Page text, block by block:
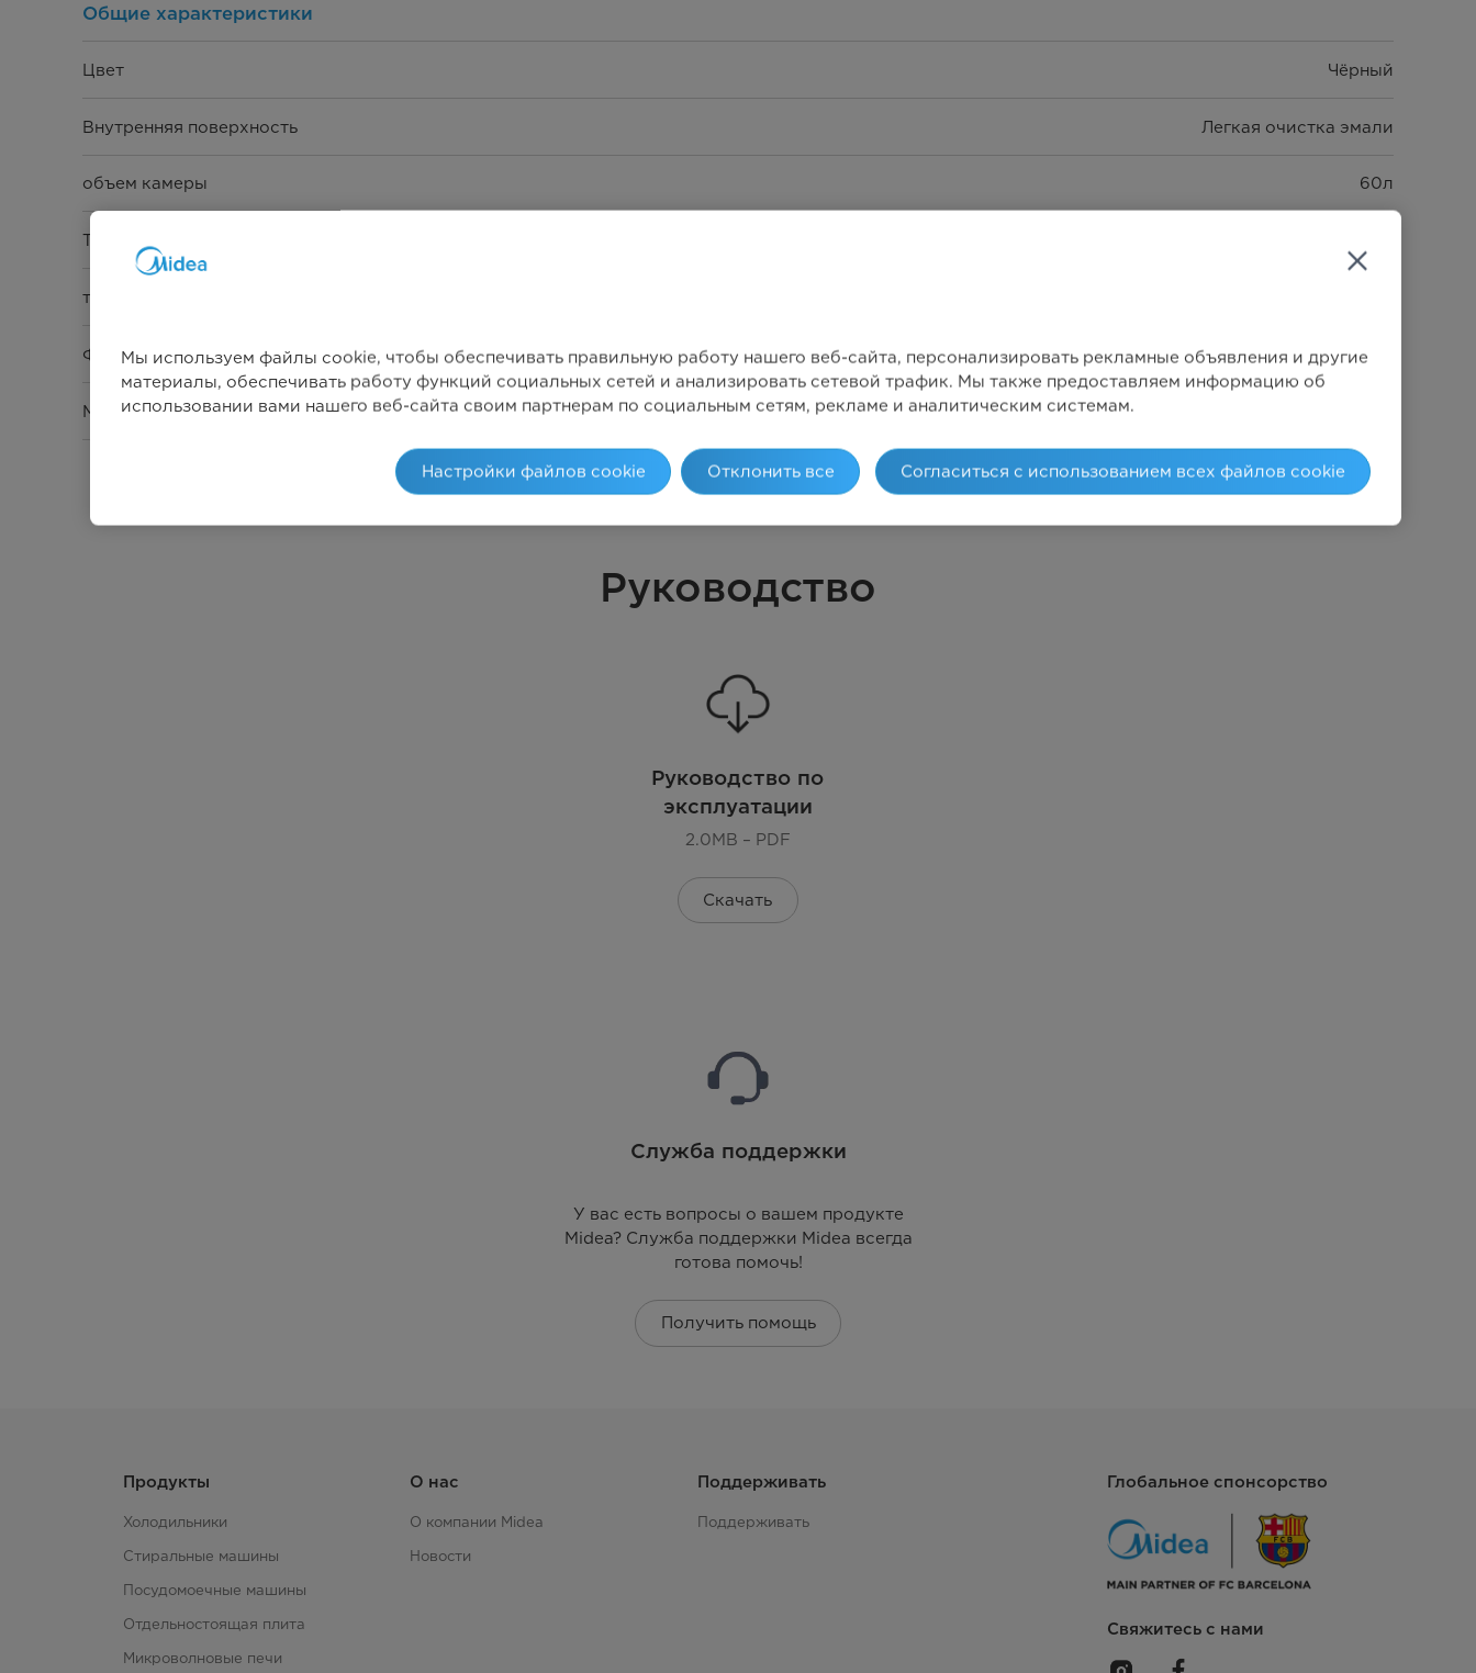
Общие характеристики
Цвет Чёрный
Внутренняя поверхность Легкая очистка эмали
объем камеры 60л
Тип управления
таймер
Функция
Максимальная мощность
Руководство
Руководство по
эксплуатации
2.0MB – PDF
Скачать
Служба поддержки
У вас есть вопросы о вашем продукте
Midea? Служба поддержки Midea всегда
готова помочь!
Получить помощь
Продукты
Холодильники
Стиральные машины
Посудомоечные машины
Отдельностоящая плита
Микроволновые печи
О нас
О компании Midea
Новости
Поддерживать
Поддерживать
Глобальное спонсорство
Свяжитесь с нами
Мы используем файлы cookie, чтобы обеспечивать правильную работу нашего веб-сайта, персонализировать рекламные объявления и другие
материалы, обеспечивать работу функций социальных сетей и анализировать сетевой трафик. Мы также предоставляем информацию об
использовании вами нашего веб-сайта своим партнерам по социальным сетям, рекламе и аналитическим системам.
Настройки файлов cookie Отклонить все Согласиться с использованием всех файлов cookie